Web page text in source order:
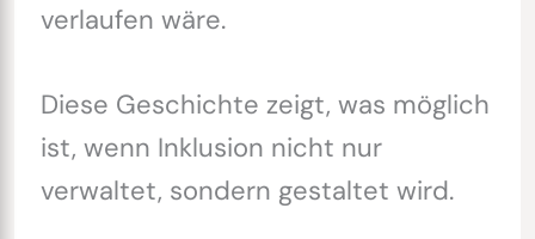
verlaufen wäre.
Diese Geschichte zeigt, was möglich
ist, wenn Inklusion nicht nur
verwaltet, sondern gestaltet wird.